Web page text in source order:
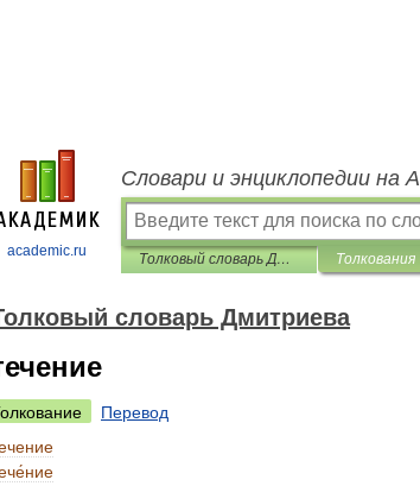
academic.ru
Словари и энциклопедии на
Толковый словарь Дмитриева Толкования
словарь Дмитриева
Перевод